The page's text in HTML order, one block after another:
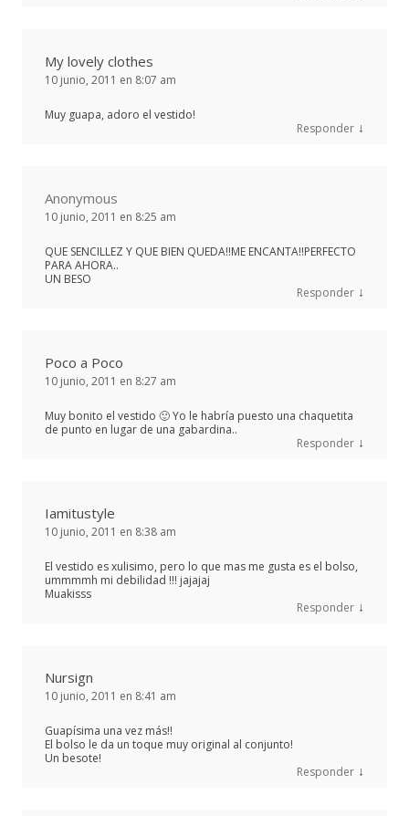
My lovely clothes
10 junio, 2011 en 8:07 am
Muy guapa, adoro el vestido!
Responder ↓
Anonymous
10 junio, 2011 en 8:25 am
QUE SENCILLEZ Y QUE BIEN QUEDA!!ME ENCANTA!!PERFECTO
PARA AHORA..
UN BESO
Responder ↓
Poco a Poco
10 junio, 2011 en 8:27 am
Muy bonito el vestido 🙂 Yo le habría puesto una chaquetita
de punto en lugar de una gabardina..
Responder ↓
Iamitustyle
10 junio, 2011 en 8:38 am
El vestido es xulisimo, pero lo que mas me gusta es el bolso,
ummmmh mi debilidad !!! jajajaj
Muakisss
Responder ↓
Nursign
10 junio, 2011 en 8:41 am
Guapísima una vez más!!
El bolso le da un toque muy original al conjunto!
Un besote!
Responder ↓